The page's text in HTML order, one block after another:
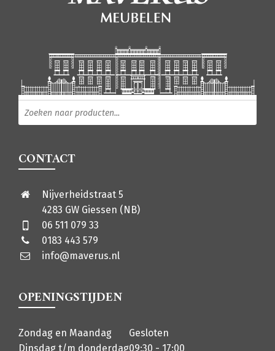
CONTACT
Nijverheidstraat 5
4283 GW Giessen (NB)
06 511 079 33
0183 443 579
info@maverus.nl
OPENINGSTIJDEN
Zondag en Maandag
Gesloten
Dinsdag t/m donderdag09:30 - 17:00